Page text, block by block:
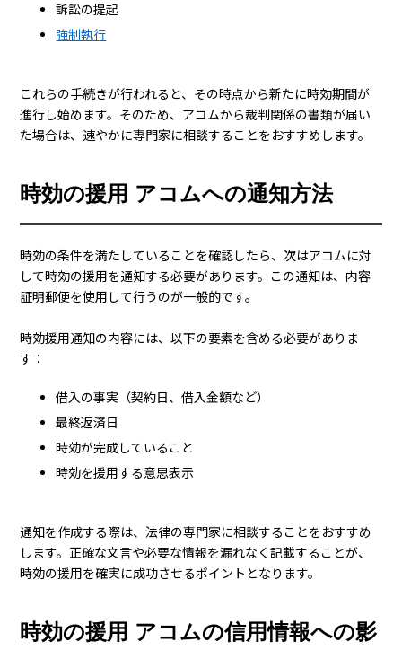
訴訟の提起
強制執行
これらの手続きが行われると、その時点から新たに時効期間が
進行し始めます。そのため、アコムから裁判関係の書類が届い
た場合は、速やかに専門家に相談することをおすすめします。
時効の援用 アコムへの通知方法
時効の条件を満たしていることを確認したら、次はアコムに対
して時効の援用を通知する必要があります。この通知は、内容
証明郵便を使用して行うのが一般的です。
時効援用通知の内容には、以下の要素を含める必要がありま
す：
借入の事実（契約日、借入金額など）
最終返済日
時効が完成していること
時効を援用する意思表示
通知を作成する際は、法律の専門家に相談することをおすすめ
します。正確な文言や必要な情報を漏れなく記載することが、
時効の援用を確実に成功させるポイントとなります。
時効の援用 アコムの信用情報への影